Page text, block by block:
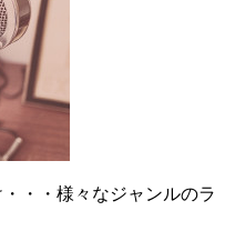
・・様々なジャンルのラ